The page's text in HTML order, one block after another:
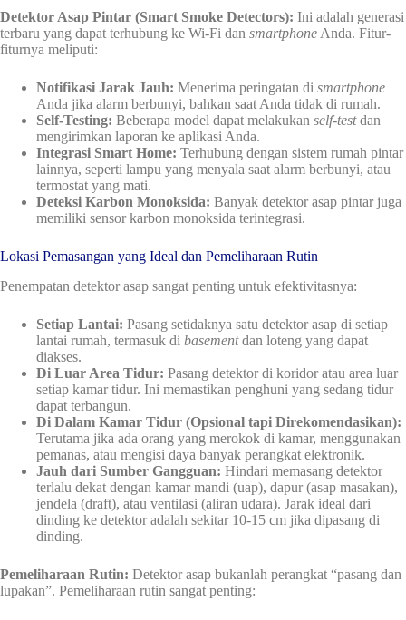
Detektor Asap Pintar (Smart Smoke Detectors): Ini adalah generasi
terbaru yang dapat terhubung ke Wi-Fi dan smartphone Anda. Fitur-
fiturnya meliputi:
Notifikasi Jarak Jauh: Menerima peringatan di smartphone
Anda jika alarm berbunyi, bahkan saat Anda tidak di rumah.
Self-Testing: Beberapa model dapat melakukan self-testdan
mengirimkan laporan ke aplikasi Anda.
Integrasi Smart Home: Terhubung dengan sistem rumah pintar
lainnya, seperti lampu yang menyala saat alarm berbunyi, atau
termostat yang mati.
Deteksi Karbon Monoksida: Banyak detektor asap pintar juga
memiliki sensor karbon monoksida terintegrasi.
Lokasi Pemasangan yang Ideal dan Pemeliharaan Rutin
Penempatan detektor asap sangat penting untuk efektivitasnya:
Setiap Lantai: Pasang setidaknya satu detektor asap di setiap
lantai rumah, termasuk di basementdan loteng yang dapat
diakses.
Di Luar Area Tidur: Pasang detektor di koridor atau area luar
setiap kamar tidur. Ini memastikan penghuni yang sedang tidur
dapat terbangun.
Di Dalam Kamar Tidur (Opsional tapi Direkomendasikan):
Terutama jika ada orang yang merokok di kamar, menggunakan
pemanas, atau mengisi daya banyak perangkat elektronik.
Jauh dari Sumber Gangguan: Hindari memasang detektor
terlalu dekat dengan kamar mandi (uap), dapur (asap masakan),
jendela (draft), atau ventilasi (aliran udara). Jarak ideal dari
dinding ke detektor adalah sekitar 10-15 cm jika dipasang di
dinding.
Pemeliharaan Rutin: Detektor asap bukanlah perangkat “pasang dan
lupakan”. Pemeliharaan rutin sangat penting: